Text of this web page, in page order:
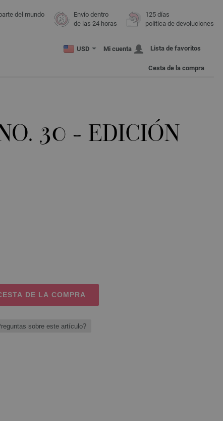
del mundo
Envío dentro
de las 24 horas
125 días
política de devoluciones
USD Mi cuenta Lista de favoritos
Cesta de la compra
30 - EDICIÓN
DE LA COMPRA
sobre este artículo?